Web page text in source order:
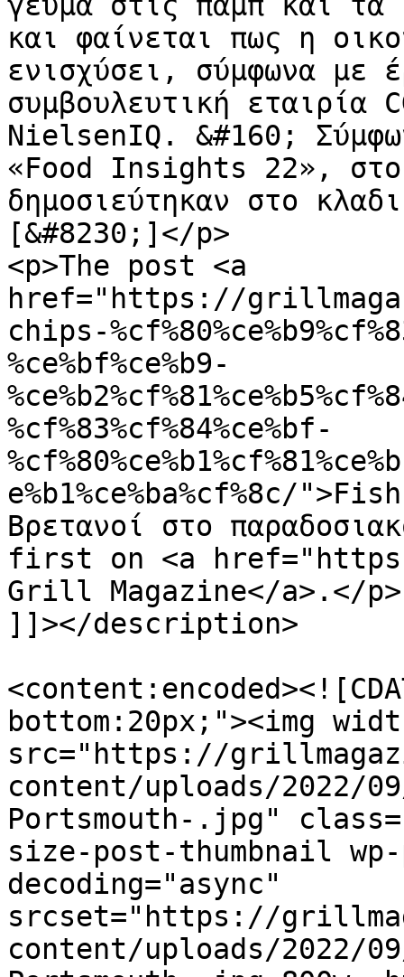
και φαίνεται πως η
ενισχύσει, σύμφωνα με
συμβουλευτική εταιρία
NielsenIQ. &#160;
«Food Insights 22»,
δημοσιεύτηκαν στο
[&#8230;]</p>
<p>The post <a
href="https://
chips-
%ce%bf%ce%b9-
%cf%83%cf%84%ce%bf-
e%b1%ce%ba%cf%8c/
Βρετανοί στο
first on <a
Grill Magazine</a>.</p>
]]></description>
bottom:20px;"><img
src="https://
content/uploads/2022/
Portsmouth-.jpg"
size-post-thumbnail
decoding="async"
srcset="https://
content/uploads/2022/